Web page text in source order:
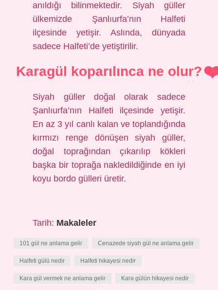
anıldığı bilinmektedir. Siyah güller
ülkemizde Şanlıurfa’nın Halfeti
ilçesinde yetişir. Aslında, dünyada
sadece Halfeti’de yetiştirilir.
Karagül koparılınca ne olur?
Siyah güller doğal olarak sadece
Şanlıurfa’nın Halfeti ilçesinde yetişir.
En az 3 yıl canlı kalan ve toplandığında
kırmızı renge dönüşen siyah güller,
doğal toprağından çıkarılıp kökleri
başka bir toprağa nakledildiğinde en iyi
koyu bordo gülleri üretir.
Tarih: Makaleler
101 gül ne anlama gelir Cenazede siyah gül ne anlama gelir
Halfeti gülü nedir Halfeti hikayesi nedir
Kara gül vermek ne anlama gelir Kara gülün hikayesi nedir